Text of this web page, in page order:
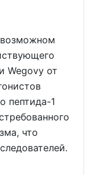
возможном
Wegovy от
пептида-1
что